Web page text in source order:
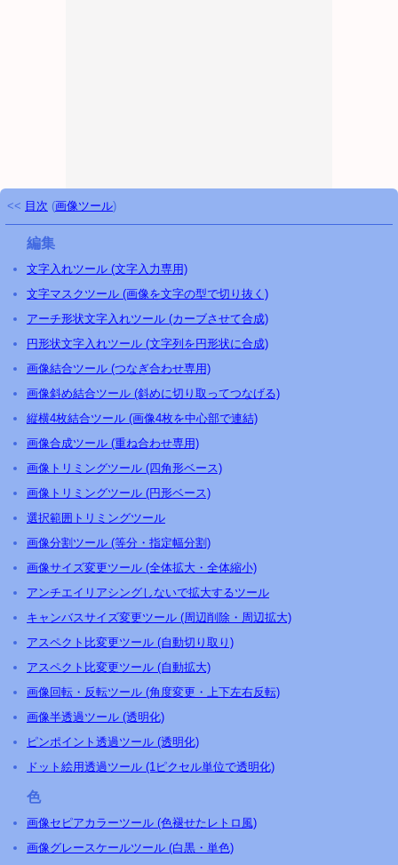
<< 目次 (画像ツール)
編集
文字入れツール (文字入力専用)
文字マスクツール (画像を文字の型で切り抜く)
アーチ形状文字入れツール (カーブさせて合成)
円形状文字入れツール (文字列を円形状に合成)
画像結合ツール (つなぎ合わせ専用)
画像斜め結合ツール (斜めに切り取ってつなげる)
縦横4枚結合ツール (画像4枚を中心部で連結)
画像合成ツール (重ね合わせ専用)
画像トリミングツール (四角形ベース)
画像トリミングツール (円形ベース)
選択範囲トリミングツール
画像分割ツール (等分・指定幅分割)
画像サイズ変更ツール (全体拡大・全体縮小)
アンチエイリアシングしないで拡大するツール
キャンバスサイズ変更ツール (周辺削除・周辺拡大)
アスペクト比変更ツール (自動切り取り)
アスペクト比変更ツール (自動拡大)
画像回転・反転ツール (角度変更・上下左右反転)
画像半透過ツール (透明化)
ピンポイント透過ツール (透明化)
ドット絵用透過ツール (1ピクセル単位で透明化)
色
画像セピアカラーツール (色褪せたレトロ風)
画像グレースケールツール (白黒・単色)